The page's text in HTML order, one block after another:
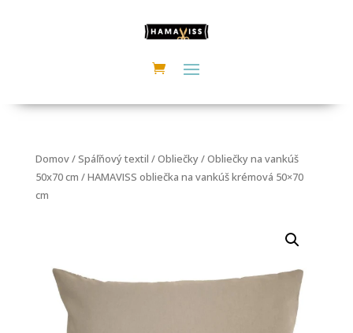
Domov/Spáľňový textil /Obliečky/Obliečky na vankúš
50x70 cm / HAMAVISS obliečka na vankúš krémová 50×70
cm